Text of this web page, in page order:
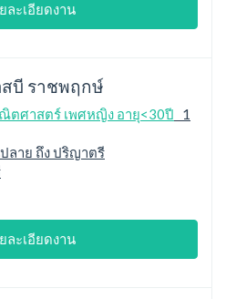
ละเอียดงาน
สบี ราชพฤกษ์
ตศาสตร์ เพศหญิง อายุ<30ปี 1
ลาย ถึง ปริญาตรี
ละเอียดงาน